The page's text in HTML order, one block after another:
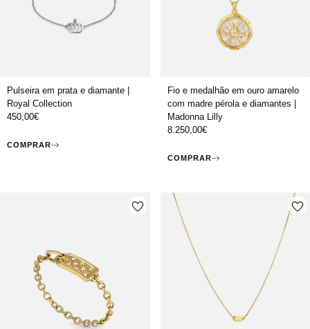
Pulseira em prata e diamante |
Royal Collection
450,00€
COMPRAR
Fio e medalhão em ouro amarelo
com madre pérola e diamantes |
Madonna Lilly
8.250,00€
COMPRAR